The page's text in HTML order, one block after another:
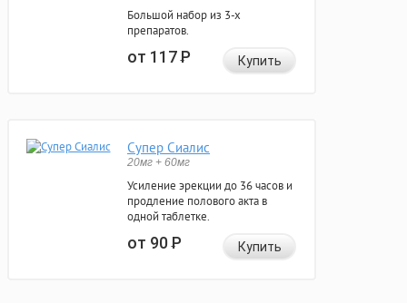
Большой набор из 3-х
препаратов.
от 117Р Купить
Супер Сиалис
20мг + 60мг
Усиление эрекции до 36 часов и
продление полового акта в
одной таблетке.
от 90Р Купить